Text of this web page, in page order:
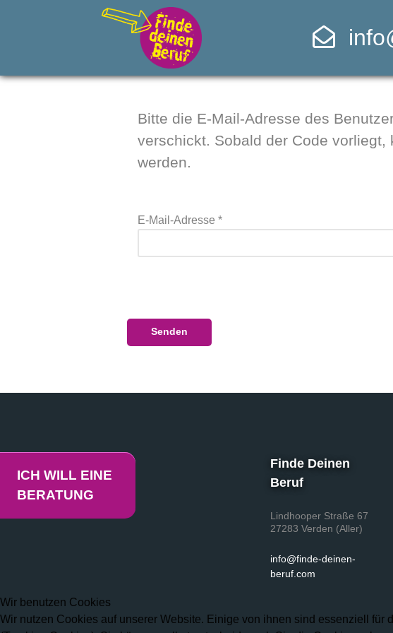
ICH WILL EINE
BERATUNG
Bitte die E-Mail-Adresse des
verschickt. Sobald der Code
werden.
E-Mail-Adresse *
Senden
Finde Deinen
Beruf
Lindhooper Straße 67
27283 Verden (Aller)
info@finde-deinen-
beruf.com
Wir benutzen Cookies
Wir nutzen Cookies auf unserer Website. Einige von ihnen sind essenziell